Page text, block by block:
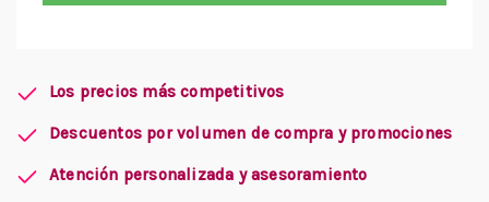
Los precios más competitivos
Descuentos por volumen de compra y promociones
Atención personalizada y asesoramiento